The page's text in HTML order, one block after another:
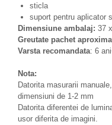
sticla
suport pentru aplicator
Dimensiune ambalaj: 37
Greutate pachet
Varsta recomandata: 6
Nota:
Datorita masurarii
dimensiuni de 1-2 mm
Datorita diferentei de
usor diferita de imagini.